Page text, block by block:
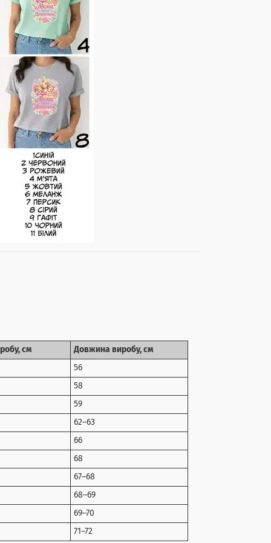
см Довжина виробу, см
56
58
59
62–63
66
68
67–68
68–69
69–70
71–72